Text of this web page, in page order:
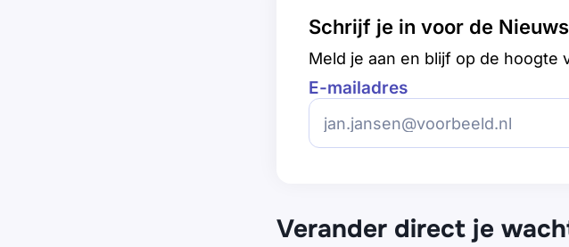
Schrijf je in voor de
Meld je aan en blijf op de hoogte
E-mailadres
Verander direct je